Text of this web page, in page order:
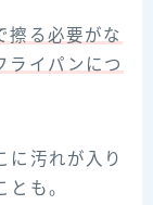
擦る必要がな
ライパンにつ
に汚れが入り
も。